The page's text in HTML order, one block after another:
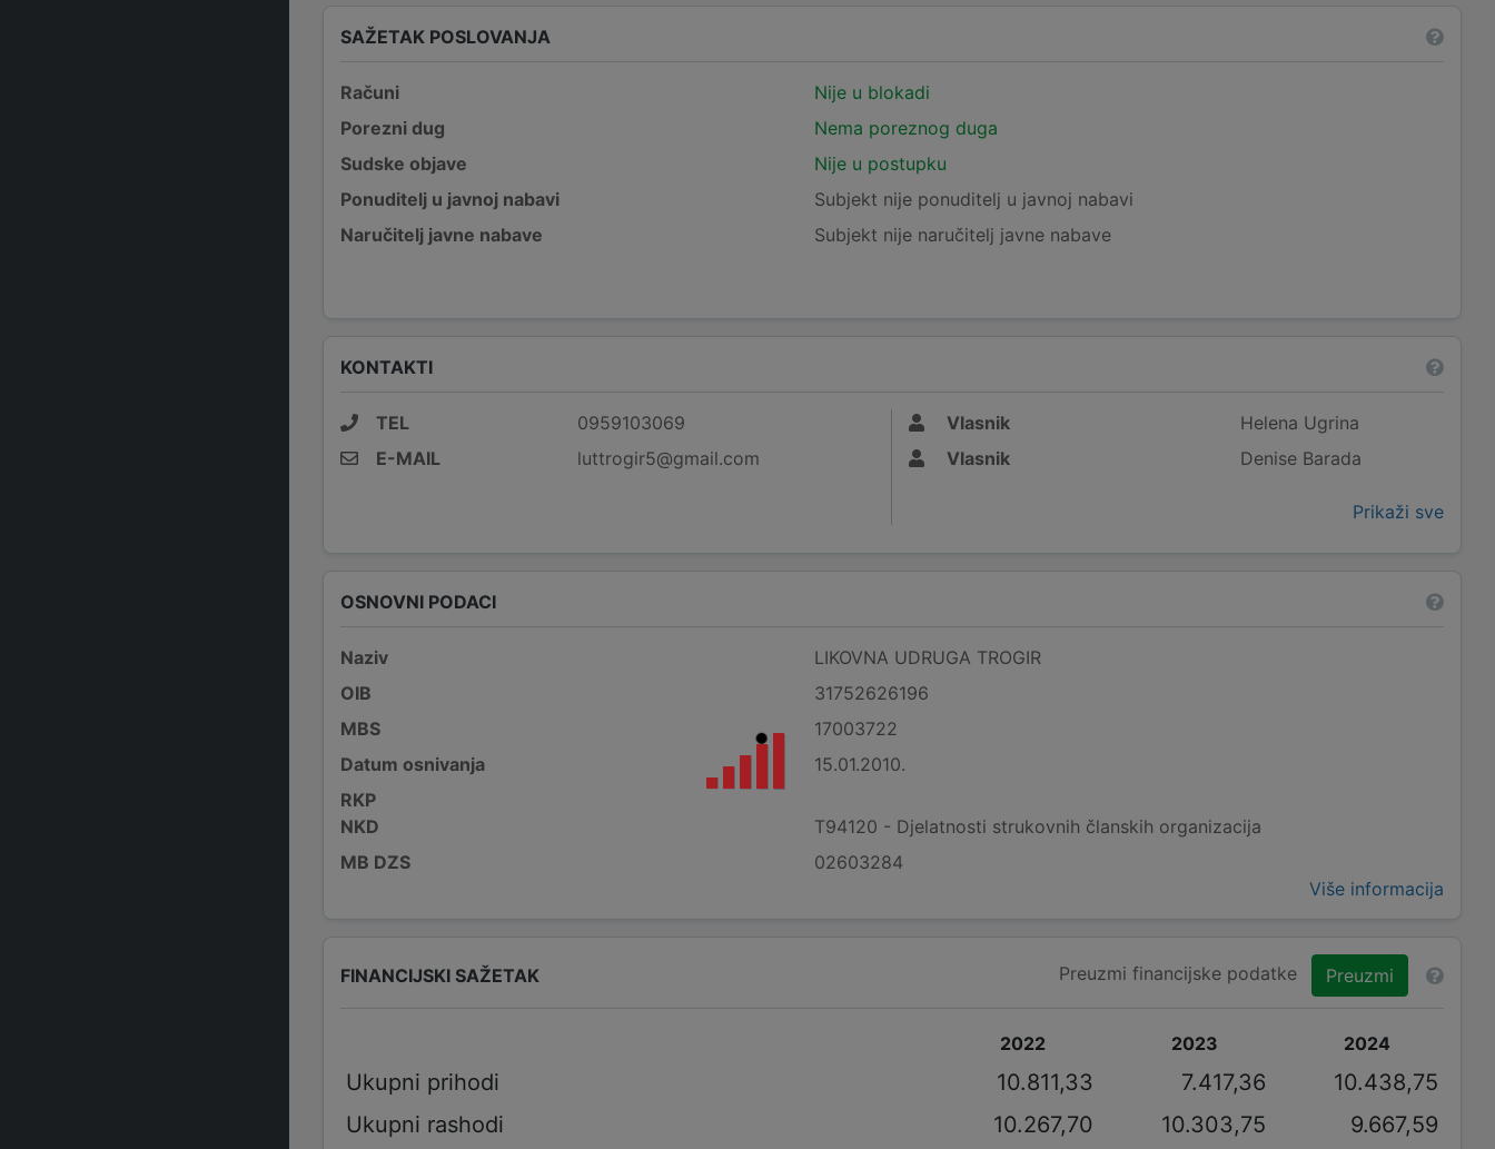
SAŽETAK POSLOVANJA
Računi
Nije u blokadi
Porezni dug
Nema poreznog duga
Sudske objave
Nije u postupku
Ponuditelj u javnoj nabavi
Subjekt nije ponuditelj u javnoj nabavi
Naručitelj javne nabave
Subjekt nije naručitelj javne nabave
KONTAKTI
TEL
0959103069
E-MAIL
luttrogir5@gmail.com
Vlasnik
Helena Ugrina
Vlasnik
Denise Barada
Prikaži sve
OSNOVNI PODACI
Naziv
LIKOVNA UDRUGA TROGIR
OIB
31752626196
MBS
17003722
Datum osnivanja
15.01.2010.
RKP
NKD
T94120 - Djelatnosti strukovnih članskih organizacija
MB DZS
02603284
Više informacija
FINANCIJSKI SAŽETAK Preuzmi financijske podatke Preuzmi
2022 2023 2024
Ukupni prihodi 10.811,33 7.417,36
10.438,75
Ukupni rashodi
10.267,70 10.303,75
9.667,59